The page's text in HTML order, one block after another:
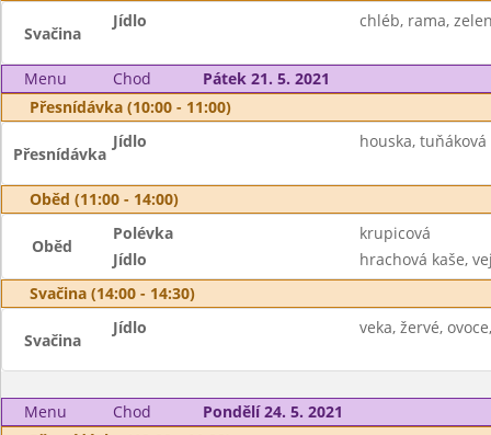
Svačina
Jídlo chléb, rama,
Menu Chod
Pátek 21. 5. 2021
Přesnídávka (10:00 - 11:00)
Přesnídávka
Jídlo houska,
Oběd (11:00 - 14:00)
Oběd
Polévka
krupicová
Jídlo
hrachová kaše,
Svačina (14:00 - 14:30)
Svačina
Jídlo veka, žervé,
Menu Chod
Pondělí 24. 5. 2021